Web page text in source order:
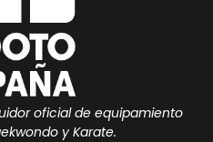
oficial de equipamiento
y Karate.